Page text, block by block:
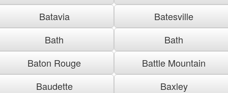
Batavia
Batesville
Bath
Bath
Baton Rouge
Battle Mountain
Baudette
Baxley